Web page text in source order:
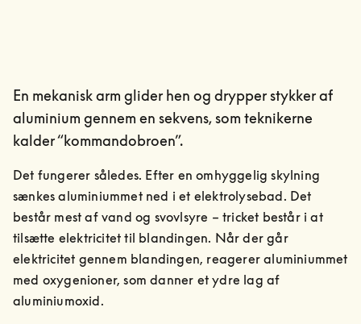
En mekanisk arm glider hen og drypper stykker af
aluminium gennem en sekvens, som teknikerne
kalder “kommandobroen”.
Det fungerer således. Efter en omhyggelig skylning
sænkes aluminiummet ned i et elektrolysebad. Det
består mest af vand og svovlsyre – tricket består i at
tilsætte elektricitet til blandingen. Når der går
elektricitet gennem blandingen, reagerer aluminiummet
med oxygenioner, som danner et ydre lag af
aluminiumoxid.